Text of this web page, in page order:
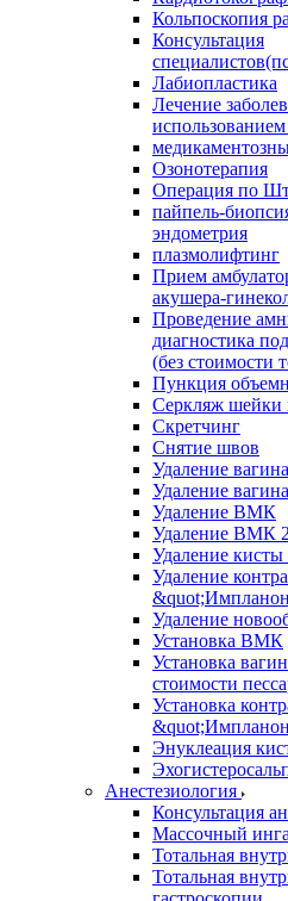
Кольпоскопия
Консультация
Лабиопластика
Лечение
Озонотерапия
Операция по
пайпель-
эндометрия
плазмолифтинг
Прием
акушера-
Проведение
диагностика
(без стоимости
Пункция
Серкляж шейки
Скретчинг
Снятие швов
Удаление
Удаление
Удаление ВМК
Удаление ВМК
Удаление
Удаление
Удаление
Установка ВМК
Установка
стоимости
Установка
Энуклеация
Анестезиология
Консультация
Массочный
Тотальная
Тотальная